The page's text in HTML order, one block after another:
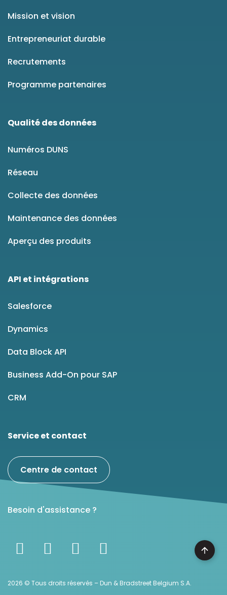
Mission et vision
Entrepreneuriat durable
Recrutements
Programme partenaires
Qualité des données
Numéros DUNS
Réseau
Collecte des données
Maintenance des données
Aperçu des produits
API et intégrations
Salesforce
Dynamics
Data Block API
Business Add-On pour SAP
CRM
Service et contact
Centre de contact
Besoin d'assistance ?
2026 © Tous droits réservés – Dun & Bradstreet Belgium S.A.